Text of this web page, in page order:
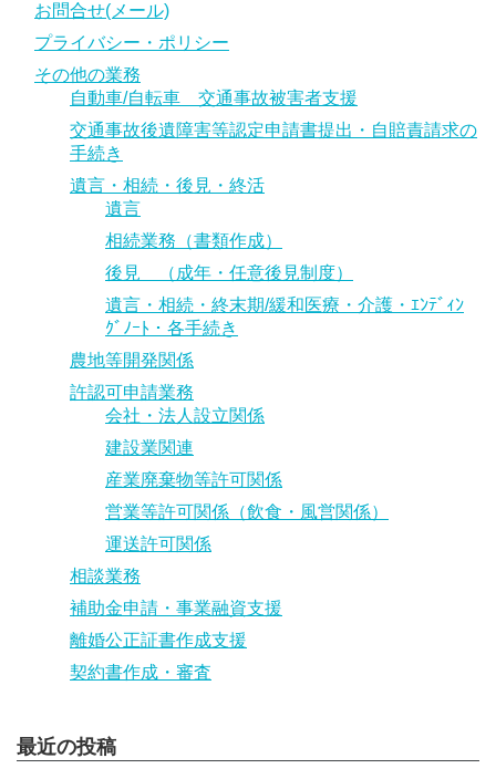
お問合せ(メール)
プライバシー・ポリシー
その他の業務
自動車/自転車 交通事故被害者支援
交通事故後遺障害等認定申請書提出・自賠責請求の
手続き
遺言・相続・後見・終活
遺言
相続業務（書類作成）
後見 （成年・任意後見制度）
遺言・相続・終末期/緩和医療・介護・ｴﾝﾃﾞｨﾝ
ｸﾞﾉｰﾄ・各手続き
農地等開発関係
許認可申請業務
会社・法人設立関係
建設業関連
産業廃棄物等許可関係
営業等許可関係（飲食・風営関係）
運送許可関係
相談業務
補助金申請・事業融資支援
離婚公正証書作成支援
契約書作成・審査
最近の投稿